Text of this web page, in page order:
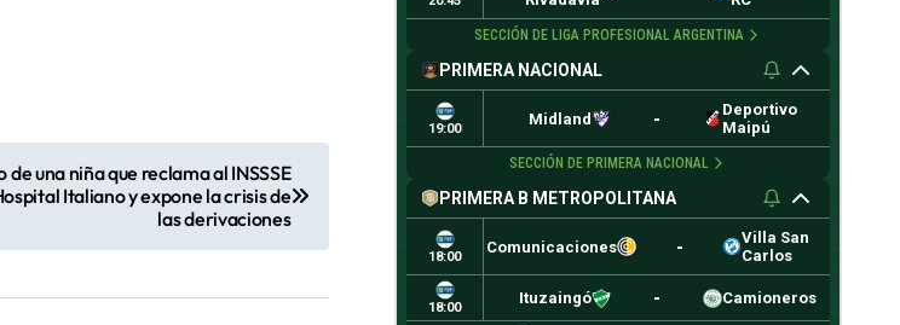
de una niña que reclama al INSSSE
Italiano y expone la crisis de
las derivaciones